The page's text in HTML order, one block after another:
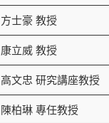
方士豪 教授
康立威 教授
高文忠 研究講座教授
陳柏琳 專任教授